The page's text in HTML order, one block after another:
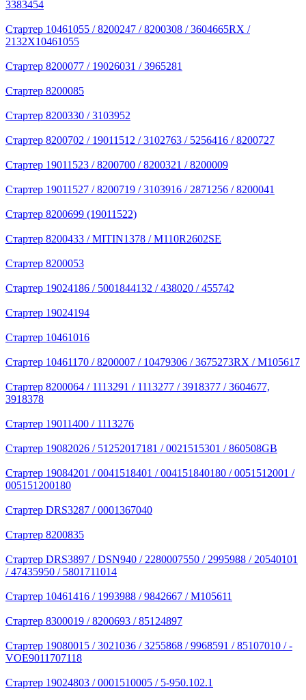
3383454
Стартер 10461055 / 8200247 / 8200308 / 3604665RX /
2132X10461055
Стартер 8200077 / 19026031 / 3965281
Стартер 8200085
Стартер 8200330 / 3103952
Стартер 8200702 / 19011512 / 3102763 / 5256416 / 8200727
Стартер 19011523 / 8200700 / 8200321 / 8200009
Стартер 19011527 / 8200719 / 3103916 / 2871256 / 8200041
Стартер 8200699 (19011522)
Стартер 8200433 / MITIN1378 / M110R2602SE
Стартер 8200053
Стартер 19024186 / 5001844132 / 438020 / 455742
Стартер 19024194
Стартер 10461016
Стартер 10461170 / 8200007 / 10479306 / 3675273RX / M105617
Стартер 8200064 / 1113291 / 1113277 / 3918377 / 3604677,
3918378
Стартер 19011400 / 1113276
Стартер 19082026 / 51252017181 / 0021515301 / 860508GB
Стартер 19084201 / 0041518401 / 004151840180 / 0051512001 /
005151200180
Стартер DRS3287 / 0001367040
Стартер 8200835
Стартер DRS3897 / DSN940 / 2280007550 / 2995988 / 20540101
/ 47435950 / 5801711014
Стартер 10461416 / 1993988 / 9842667 / M105611
Стартер 8300019 / 8200693 / 85124897
Стартер 19080015 / 3021036 / ­3255868 / 9968591 / 85107010 / ­
VOE9011707118
Стартер 19024803 / 0001510005 / 5-950.102.1